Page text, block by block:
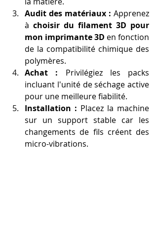
Audit des matériaux : Apprenez
à choisir du filament 3D pour
mon imprimante 3D en fonction
de la compatibilité chimique des
polymères.
Achat : Privilégiez les packs
incluant l'unité de séchage active
pour une meilleure fiabilité.
Installation : Placez la machine
sur un support stable car les
changements de fils créent des
micro-vibrations.